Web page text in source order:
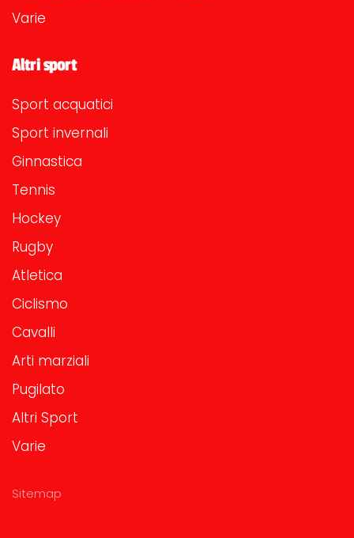
Varie
Altri sport
Sport acquatici
Sport invernali
Ginnastica
Tennis
Hockey
Rugby
Atletica
Ciclismo
Cavalli
Arti marziali
Pugilato
Altri Sport
Varie
Sitemap